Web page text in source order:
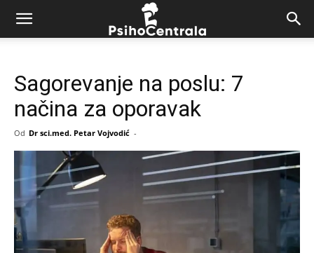
Sagorevanje na poslu: 7
načina za oporavak
Od Dr sci.med. Petar Vojvodić -